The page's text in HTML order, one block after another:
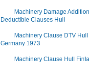
Machinery Damage
Deductible Clauses Hull
Machinery Clause DTV Hull
Germany 1973
Machinery Clause Hull